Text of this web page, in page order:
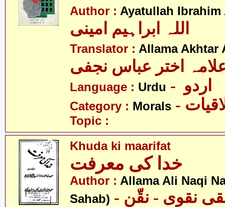
Author : Ayatullah Ibrahim
اللہ ابراہیم امینی
Translator : Allama Akhtar
اختر عباس نجفی
Language : Urdu
Category : Morals
Topic :
Khuda ki maarifat
خدا کی معرفت
Author : Allama Ali Naqi
Sahab) - علامہ علی نقی نقوی - نقّن